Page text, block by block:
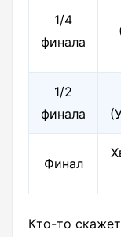
1/4
финала
1/2
финала
Финал
Кто-то